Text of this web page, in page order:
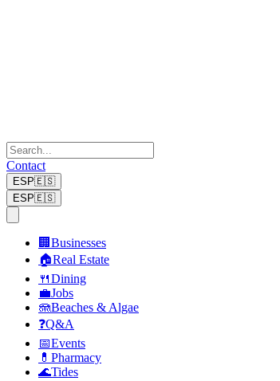
Contact
ESP🇪🇸
ESP🇪🇸
🏢 Businesses
🏠Real Estate
🍴Dining
💼Jobs
🪼Beaches & Algae
❓Q&A
📅Events
💊 Pharmacy
🌊Tides